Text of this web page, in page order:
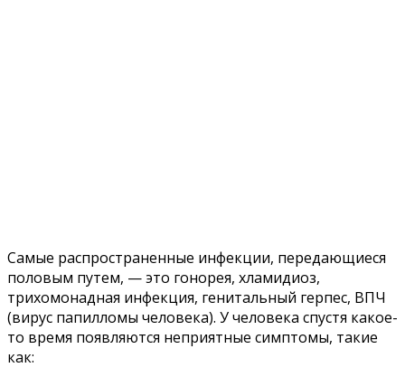
Самые распространенные инфекции, передающиеся
половым путем, — это гонорея, хламидиоз,
трихомонадная инфекция, генитальный герпес, ВПЧ
(вирус папилломы человека). У человека спустя какое-
то время появляются неприятные симптомы, такие
как: